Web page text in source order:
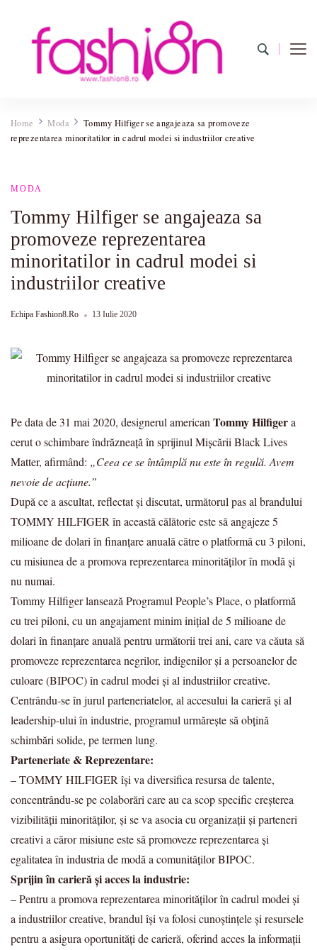
poze cu modele de manichiuri!
Home Moda
Tommy Hilfiger se angajeaza sa promoveze
reprezentarea minoritatilor in cadrul modei si industriilor creative
MODA
Tommy Hilfiger se angajeaza sa
promoveze reprezentarea
minoritatilor in cadrul modei si
industriilor creative
Echipa Fashion8.ro 13 Iulie 2020
Pe data de 31 mai 2020, designerul american Tommy Hilfigera
cerut o schimbare îndrăzneață în sprijinul Mișcării Black Lives
Matter, afirmând: „Ceea ce se întâmplă nu este în regulă. Avem
nevoie de acțiune.”
După ce a ascultat, reflectat și discutat, următorul pas al brandului
TOMMY HILFIGER în această călătorie este să angajeze 5
milioane de dolari în finanțare anuală către o platformă cu 3 piloni,
cu misiunea de a promova reprezentarea minorităților în modă și
nu numai.
Tommy Hilfiger lansează Programul People’s Place, o platformă
cu trei piloni, cu un angajament minim inițial de 5 milioane de
dolari în finanțare anuală pentru următorii trei ani, care va căuta să
promoveze reprezentarea negrilor, indigenilor și a persoanelor de
culoare (BIPOC) în cadrul modei și al industriilor creative.
Centrându-se în jurul parteneriatelor, al accesului la carieră și al
leadership-ului în industrie, programul urmărește să obțină
schimbări solide, pe termen lung.
Parteneriate & Reprezentare:
– TOMMY HILFIGER își va diversifica resursa de talente,
concentrându-se pe colaborări care au ca scop specific creșterea
vizibilității minorităților, și se va asocia cu organizații și parteneri
creativi a căror misiune este să promoveze reprezentarea și
egalitatea în industria de modă a comunităților BIPOC.
Sprijin în carieră și acces la industrie:
– Pentru a promova reprezentarea minorităților în cadrul modei și
a industriilor creative, brandul își va folosi cunoștințele și resursele
pentru a asigura oportunități de carieră, oferind acces la informații